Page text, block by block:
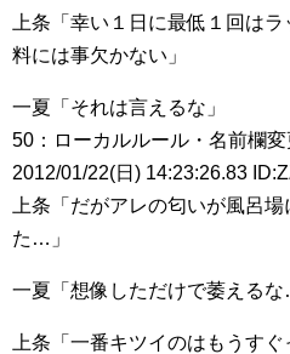
上条「幸い１日に最低１回は
料には事欠かない」
一夏「それは言えるな」
50：ローカルルール・名前欄変
2012/01/22(日) 14:23:26.83
上条「だがアレの匂いが風呂
た…」
一夏「想像しただけで萎えるな
上条「一番キツイのはもうす